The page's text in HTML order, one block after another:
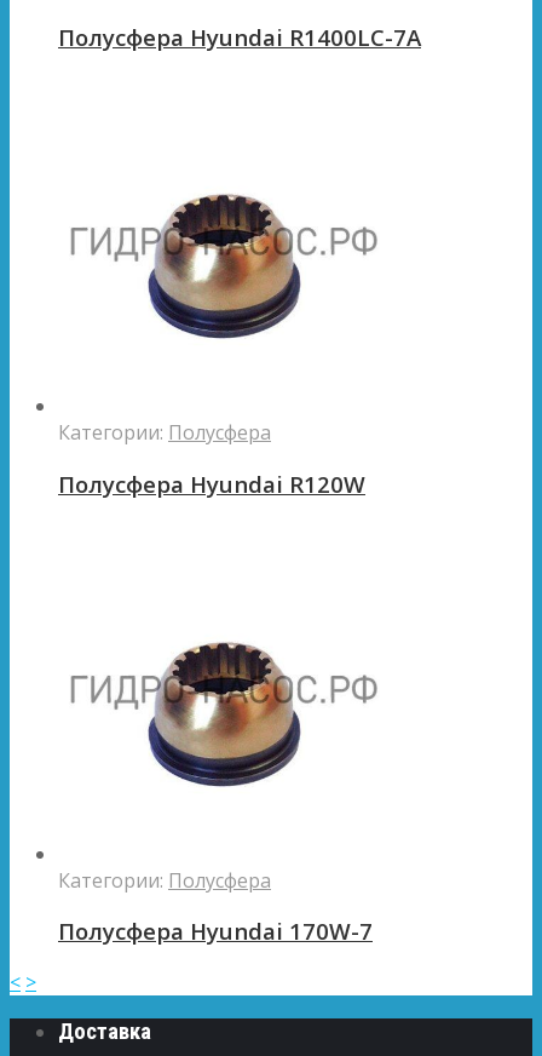
Полусфера Hyundai R1400LC-7A
Категории: Полусфера
Полусфера Hyundai R120W
Категории: Полусфера
Полусфера Hyundai 170W-7
< >
Доставка